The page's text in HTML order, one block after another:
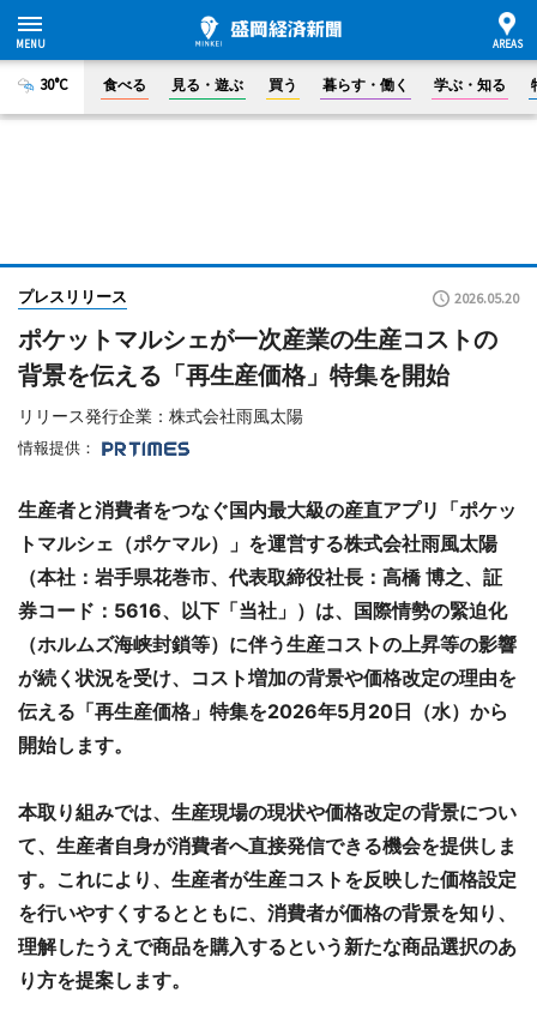
30°C 食べる 見る・遊ぶ 買う 暮らす・働く 学ぶ・知る
プレスリリース 2026.05.20
ポケットマルシェが一次産業の生産コストの
背景を伝える「再生産価格」特集を開始
リリース発行企業：株式会社雨風太陽
情報提供：
生産者と消費者をつなぐ国内最大級の産直アプリ「ポケッ
トマルシェ（ポケマル）」を運営する株式会社雨風太陽
（本社：岩手県花巻市、代表取締役社長：高橋 博之、証
券コード：5616、以下「当社」）は、国際情勢の緊迫化
（ホルムズ海峡封鎖等）に伴う生産コストの上昇等の影響
が続く状況を受け、コスト増加の背景や価格改定の理由を
伝える「再生産価格」特集を2026年5月20日（水）から
開始します。
本取り組みでは、生産現場の現状や価格改定の背景につい
て、生産者自身が消費者へ直接発信できる機会を提供しま
す。これにより、生産者が生産コストを反映した価格設定
を行いやすくするとともに、消費者が価格の背景を知り、
理解したうえで商品を購入するという新たな商品選択のあ
り方を提案します。